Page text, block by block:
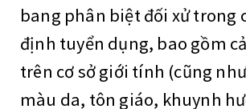
bang phân biệt đối xử trong
định tuyển dụng, bao gồm
trên cơ sở giới tính (cũng
màu da, tôn giáo, khuynh